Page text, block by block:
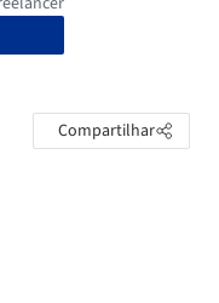
Compartilhar